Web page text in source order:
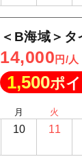
＜B海域＞
14,000 円/人
1,500ポ
月
10
火
11